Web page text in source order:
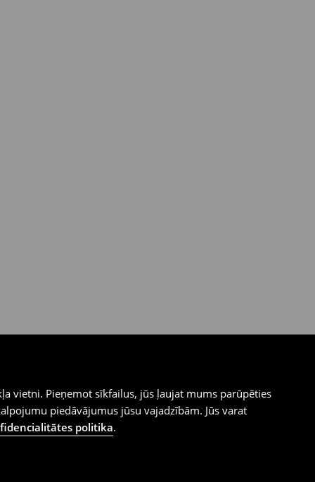
vietni. Pieņemot sīkfailus, jūs ļaujat mums parūpēties
piedāvājumus jūsu vajadzībām. Jūs varat
politika.